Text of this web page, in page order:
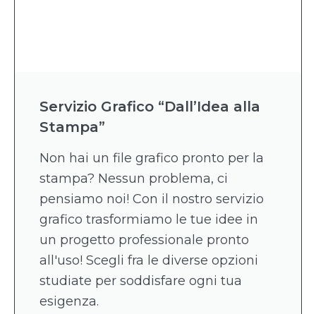
Servizio Grafico “Dall’Idea alla
Stampa”
Non hai un file grafico pronto per la
stampa? Nessun problema, ci
pensiamo noi! Con il nostro servizio
grafico trasformiamo le tue idee in
un progetto professionale pronto
all'uso! Scegli fra le diverse opzioni
studiate per soddisfare ogni tua
esigenza.